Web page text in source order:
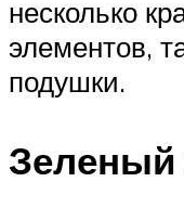
несколько
элементов,
подушки.
Зеленый